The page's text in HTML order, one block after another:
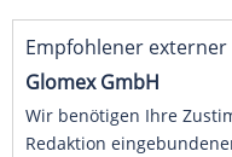
Empfohlener externer
Glomex GmbH
Wir benötigen Ihre
Redaktion